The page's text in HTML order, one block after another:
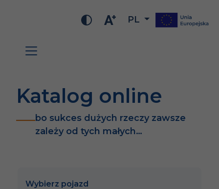
PL
Katalog online
bo sukces dużych rzeczy zawsze
zależy od tych małych…
Wybierz pojazd